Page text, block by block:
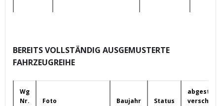
BEREITS VOLLSTÄNDIG AUSGEMUSTERTE
FAHRZEUGREIHE
Wg
Nr.
Foto Baujahr Status